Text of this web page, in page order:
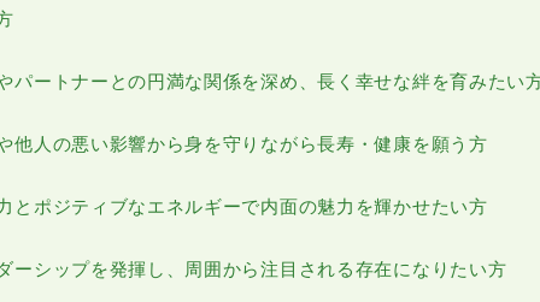
パートナーとの円満な関係を深め、長く幸せな絆を育みたい
他人の悪い影響から身を守りながら長寿・健康を願う方
とポジティブなエネルギーで内面の魅力を輝かせたい方
ーシップを発揮し、周囲から注目される存在になりたい方